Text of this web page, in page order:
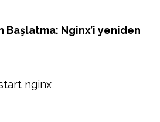
Başlatma: Nginx’i yeniden
nginx